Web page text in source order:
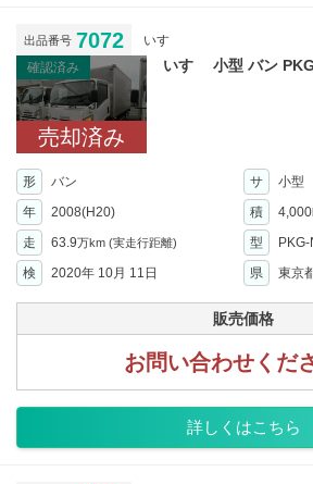
出品番号 7072
いすゞ
確認済み
売却済み
いすゞ 小型 バン
形 バン サ
小型
年
2008(H20) 積 4,000
走 63.9万km (実走行距離) 型
検
2020年 10月 11日 県 東京
販売価格
お問い合わせくだ
詳しくはこちら